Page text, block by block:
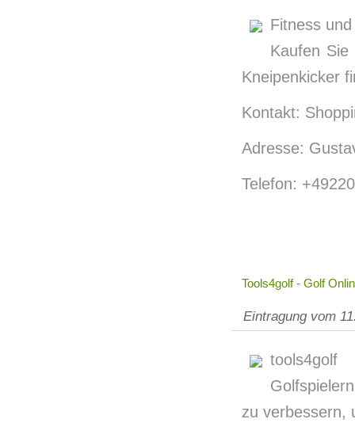
Fitness
Kaufen
Kneipenkicker
Kontakt:
Adresse:
Telefon:
Tools4golf - Golf
Eintragung vom
zu verbessern,